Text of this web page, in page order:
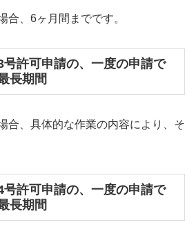
、6ヶ月間までです。
許可申請の、一度の申請で
長期間
合、具体的な作業の内容により、そ
許可申請の、一度の申請で
長期間